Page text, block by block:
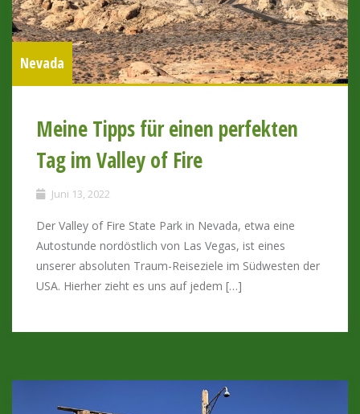
Nevada
Meine Tipps für einen perfekten
Tag im Valley of Fire
Juni 13, 2022
Der Valley of Fire State Park in Nevada, etwa eine
Autostunde nordöstlich von Las Vegas, ist eines
unserer absoluten Traum-Reiseziele im Südwesten der
USA. Hierher zieht es uns auf jedem […]